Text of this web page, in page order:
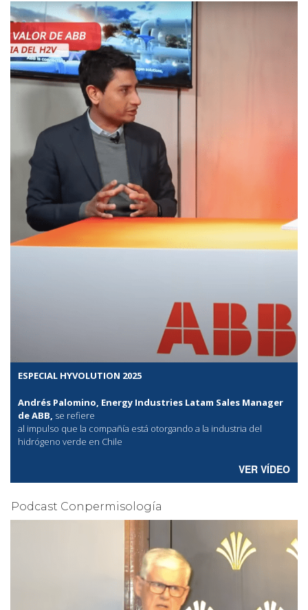
ESPECIAL HYVOLUTION 2025
Andrés Palomino, Energy Industries Latam Sales Manager
de ABB, se refiere
al impulso que la compañía está otorgando a la industria del
hidrógeno verde en Chile
VER VÍDEO
Podcast Conpermisología